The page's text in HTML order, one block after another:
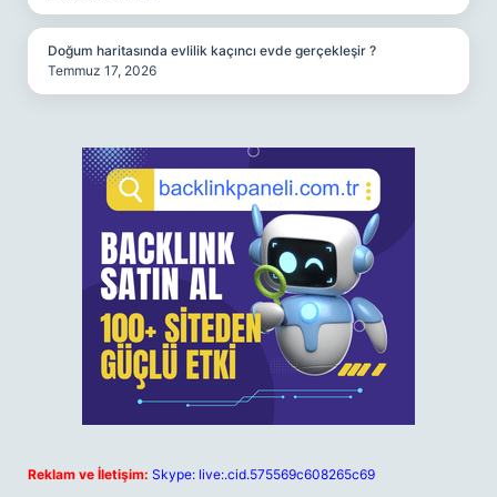
Doğum haritasında evlilik kaçıncı evde gerçekleşir ?
Temmuz 17, 2026
Reklam ve İletişim: Skype: live:.cid.575569c608265c69